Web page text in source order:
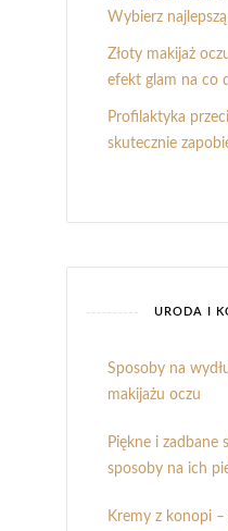
Wybierz
Złoty makijaż
efekt glam na co
Profilaktyka
skutecznie
URODA I
Sposoby na
makijażu oczu
Piękne i zadbane
sposoby na ich
Kremy z konopi